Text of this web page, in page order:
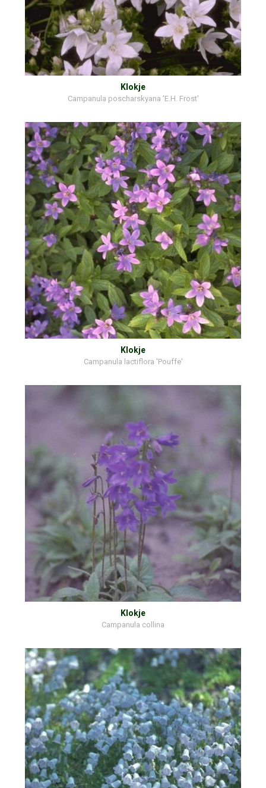
Klokje
Campanula poscharskyana 'E.H. Frost'
Klokje
Campanula lactiflora 'Pouffe'
Klokje
Campanula collina